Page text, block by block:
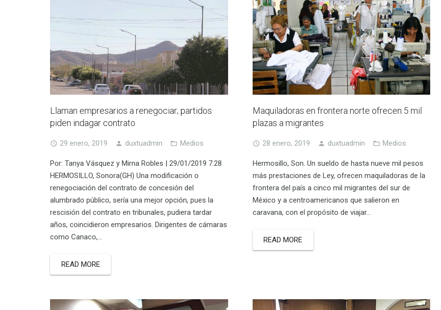
Llaman empresarios a renegociar; partidos
piden indagar contrato
29 enero, 2019 duxtuadmin Medios
Por: Tanya Vásquez y Mirna Robles | 29/01/2019 7:28
HERMOSILLO, Sonora(GH) Una modificación o
renegociación del contrato de concesión del
alumbrado público, sería una mejor opción, pues la
rescisión del contrato en tribunales, pudiera tardar
años, coincidieron empresarios. Dirigentes de cámaras
como Canaco,…
READ MORE
Maquiladoras en frontera norte ofrecen 5 mil
plazas a migrantes
28 enero, 2019 duxtuadmin Medios
Hermosillo, Son. Un sueldo de hasta nueve mil pesos
más prestaciones de Ley, ofrecen maquiladoras de la
frontera del país a cinco mil migrantes del sur de
México y a centroamericanos que salieron en
caravana, con el propósito de viajar…
READ MORE